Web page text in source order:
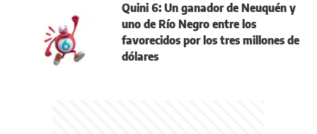
Quini 6: Un ganador de Neuquén y
uno de Río Negro entre los
favorecidos por los tres millones de
dólares